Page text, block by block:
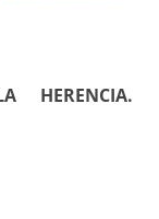
HERENCIA.